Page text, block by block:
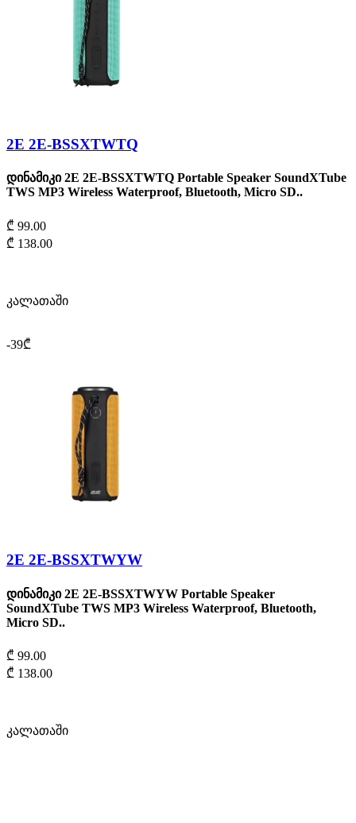
2Е 2E-BSSXTWTQ
დინამიკი 2Е 2E-BSSXTWTQ Portable Speaker SoundXTube
TWS MP3 Wireless Waterproof, Bluetooth, Micro SD..
₾ 99.00
₾ 138.00
კალათაში
-39₾
2Е 2E-BSSXTWYW
დინამიკი 2Е 2E-BSSXTWYW Portable Speaker
SoundXTube TWS MP3 Wireless Waterproof, Bluetooth,
Micro SD..
₾ 99.00
₾ 138.00
კალათაში